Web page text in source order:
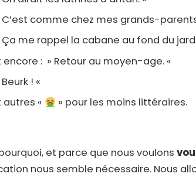
C’est comme chez mes grands-
Ça me rappel la cabane au fond du
encore : » Retour au moyen-age. «
Beurk ! «
autres «
» pour les moins littéraires.
et parce que nous voulons
nous semble nécessaire. Nous